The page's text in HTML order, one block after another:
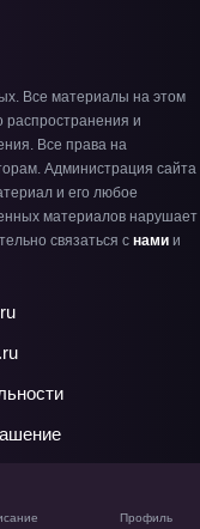
Профиль
Все материалы на этом
распространения и
Все права на
Администрация сайта
и его любое
материалов нарушает
связаться с нами и